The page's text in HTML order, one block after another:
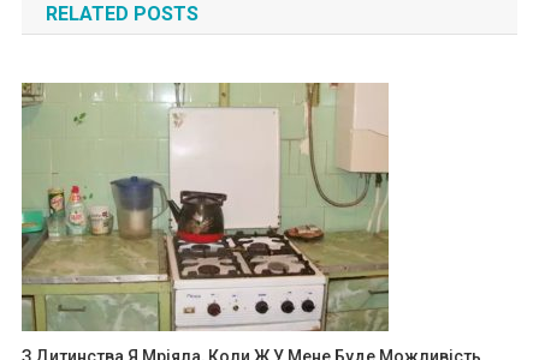
RELATED POSTS
З Дитинства Я Мріяла, Коли Ж У Мене Буде Можливість